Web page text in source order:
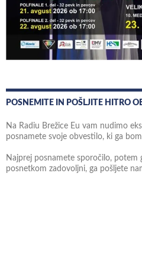
POSNEMITE IN POŠLJITE HITRO
Na Radiu Brežice Eu vam nudimo
posnamete svoje obvestilo, ki ga
Najprej posnamete sporočilo, potem
posnetkom zadovoljni, ga pošljete